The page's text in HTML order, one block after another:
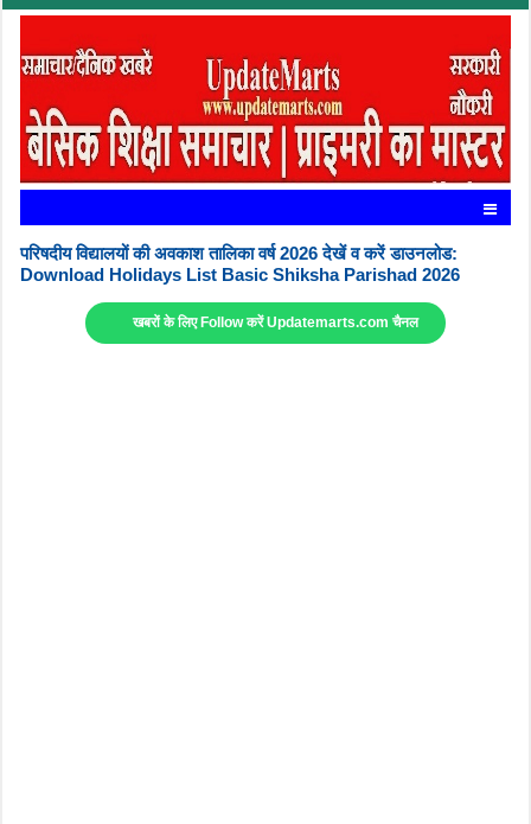
परिषदीय विद्यालयों की अवकाश तालिका वर्ष 2026 देखें व करें डाउनलोड:
Download Holidays List Basic Shiksha Parishad 2026
खबरों के लिए Follow करें Updatemarts.com चैनल